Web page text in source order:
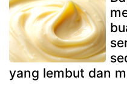
yang lembut dan